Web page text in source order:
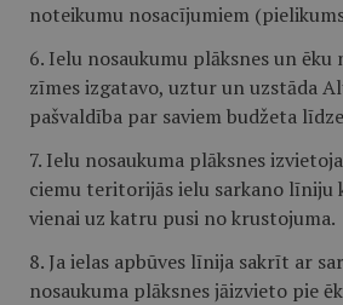
noteikumu nosacījumiem
6. Ielu nosaukumu plāksnes un ēku
zīmes izgatavo, uztur un uzstāda
pašvaldība par saviem budžeta
7. Ielu nosaukuma plāksnes
ciemu teritorijās ielu sarkano līniju
vienai uz katru pusi no krustojuma.
8. Ja ielas apbūves līnija sakrīt ar
nosaukuma plāksnes jāizvieto pie